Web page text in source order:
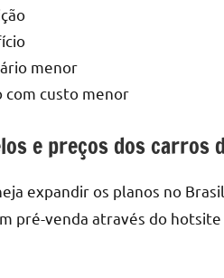
menor
com custo menor
e preços dos carros
expandir os planos no
pré-venda através do